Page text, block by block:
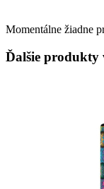
Momentálne žiadne
Ďalšie produkty